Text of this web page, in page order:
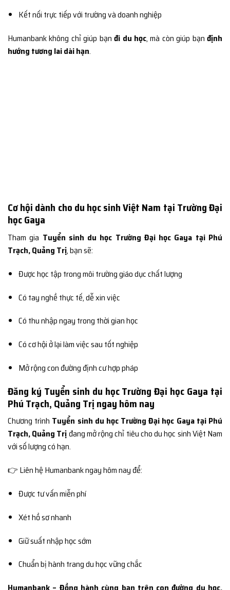
Kết nối trực tiếp với trường và doanh nghiệp
Humanbank không chỉ giúp bạnđi du học, mà còn giúp bạnđịnh
hướng tương lai dài hạn.
Cơ hội dành cho du học sinh Việt Nam tại Trường Đại
học Gaya
Tham gia Tuyển sinh du học Trường Đại học Gaya tại Phú
Trạch, Quảng Trị, bạn sẽ:
Được học tập trong môi trường giáo dục chất lượng
Có tay nghề thực tế, dễ xin việc
Có thu nhập ngay trong thời gian học
Có cơ hội ở lại làm việc sau tốt nghiệp
Mở rộng con đường định cư hợp pháp
Đăng ký Tuyển sinh du học Trường Đại học Gaya tại
Phú Trạch, Quảng Trị ngay hôm nay
Chương trình Tuyển sinh du học Trường Đại học Gaya tại Phú
Trạch, Quảng Trịđang mở rộng chỉ tiêu cho du học sinh Việt Nam
với số lượng có hạn.
👉 Liên hệ Humanbank ngay hôm nay để:
Được tư vấn miễn phí
Xét hồ sơ nhanh
Giữ suất nhập học sớm
Chuẩn bị hành trang du học vững chắc